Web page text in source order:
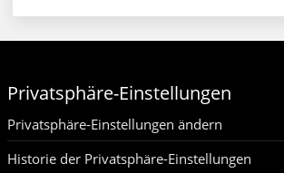
Privatsphäre-Einstellungen
Privatsphäre-Einstellungen ändern
Historie der Privatsphäre-Einstellungen